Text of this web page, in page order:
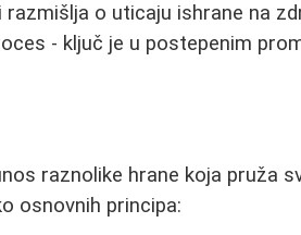
razmišlja o uticaju ishrane na
- ključ je u postepenim
raznolike hrane koja pruža
osnovnih principa: